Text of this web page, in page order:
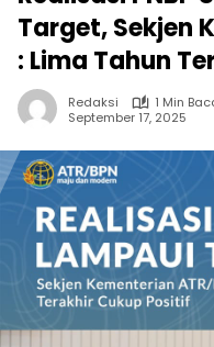
Target, Sekjen
: Lima Tahun
Redaksi
1 Min
September 17, 2025